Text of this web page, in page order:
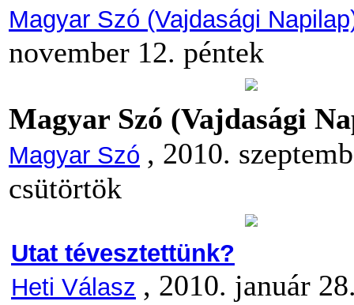
Magyar Szó (Vajdasági
november 12. péntek
Magyar Szó (Vajdasági
Magyar Szó , 2010.
csütörtök
Utat tévesztettünk?
Heti Válasz , 2010. január